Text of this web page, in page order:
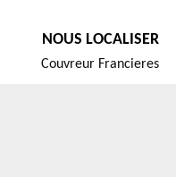
NOUS LOCALISER
Couvreur Francieres